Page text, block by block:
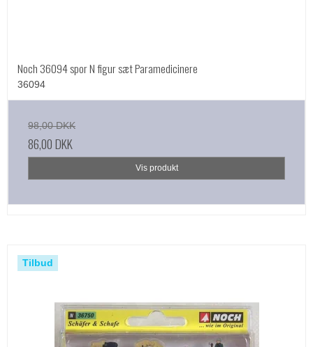
Noch 36094 spor N figur sæt Paramedicinere
36094
98,00 DKK
86,00 DKK
Vis produkt
Tilbud